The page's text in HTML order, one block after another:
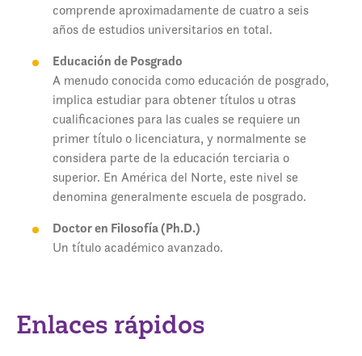
comprende aproximadamente de cuatro a seis
años de estudios universitarios en total.
Educación de Posgrado
A menudo conocida como educación de posgrado,
implica estudiar para obtener títulos u otras
cualificaciones para las cuales se requiere un
primer título o licenciatura, y normalmente se
considera parte de la educación terciaria o
superior. En América del Norte, este nivel se
denomina generalmente escuela de posgrado.
Doctor en Filosofía (Ph.D.)
Un título académico avanzado.
Enlaces rápidos